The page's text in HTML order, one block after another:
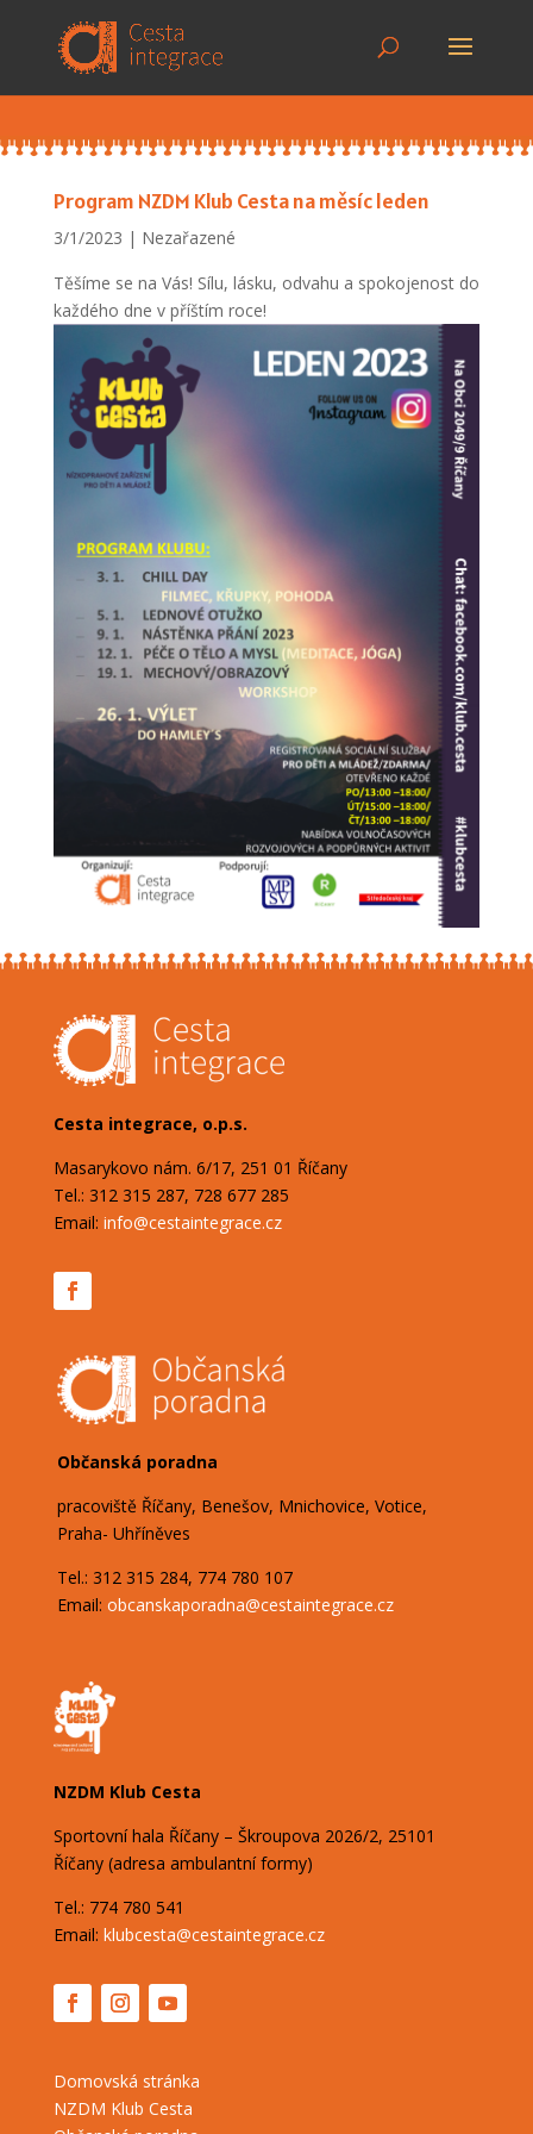
Program NZDM Klub Cesta na měsíc leden
3/1/2023
Nezařazené
Těšíme se na Vás! Sílu, lásku, odvahu a spokojenost do
každého dne v příštím roce!
Cesta integrace, o.p.s.
Masarykovo nám. 6/17, 251 01 Říčany
Tel.: 312 315 287, 728 677 285
Email: info@cestaintegrace.cz
Občanská poradna
pracoviště Říčany, Benešov, Mnichovice, Votice,
Praha- Uhříněves
Tel.: 312 315 284, 774 780 107
Email: obcanskaporadna@cestaintegrace.cz
NZDM Klub Cesta
Sportovní hala Říčany – Škroupova 2026/2, 25101
Říčany (adresa ambulantní formy)
Tel.: 774 780 541
Email: klubcesta@cestaintegrace.cz
Domovská stránka
NZDM Klub Cesta